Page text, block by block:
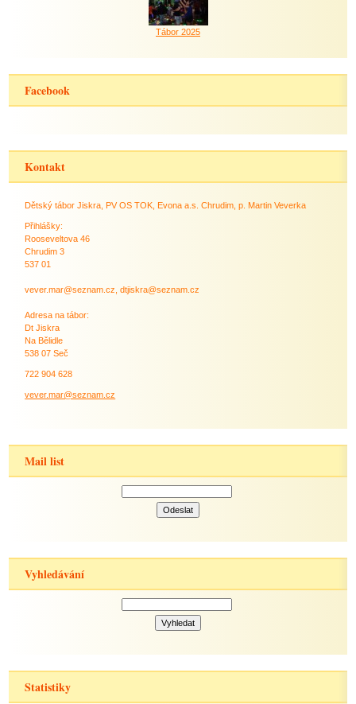
Tábor 2025
Facebook
Kontakt
Dětský tábor Jiskra, PV OS TOK, Evona a.s. Chrudim, p. Martin Veverka
Přihlášky:
Rooseveltova 46
Chrudim 3
537 01
vever.mar@seznam.cz, dtjiskra@seznam.cz
Adresa na tábor:
Dt Jiskra
Na Bělidle
538 07 Seč
722 904 628
vever.mar@seznam.cz
Mail list
Vyhledávání
Statistiky